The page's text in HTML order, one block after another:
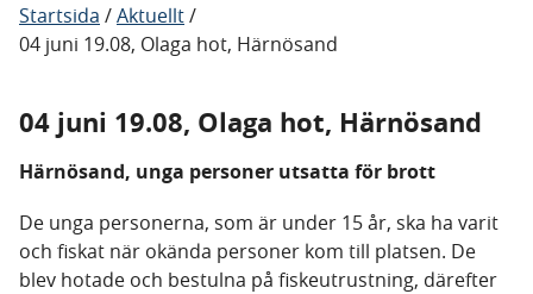
Startsida /Aktuellt/
04 juni 19.08, Olaga hot, Härnösand
04 juni 19.08, Olaga hot, Härnösand
Härnösand, unga personer utsatta för brott
De unga personerna, som är under 15 år, ska ha varit
och fiskat när okända personer kom till platsen. De
blev hotade och bestulna på fiskeutrustning, därefter